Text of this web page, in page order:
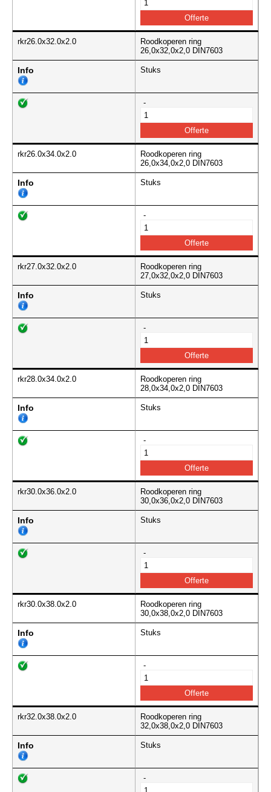
rkr26.0x32.0x2.0
Roodkoperen ring
26,0x32,0x2,0 DIN7603
Info Stuks
-
rkr26.0x34.0x2.0
Roodkoperen ring
26,0x34,0x2,0 DIN7603
Info Stuks
-
rkr27.0x32.0x2.0
Roodkoperen ring
27,0x32,0x2,0 DIN7603
Info Stuks
-
rkr28.0x34.0x2.0
Roodkoperen ring
28,0x34,0x2,0 DIN7603
Info Stuks
-
rkr30.0x36.0x2.0
Roodkoperen ring
30,0x36,0x2,0 DIN7603
Info Stuks
-
rkr30.0x38.0x2.0
Roodkoperen ring
30,0x38,0x2,0 DIN7603
Info Stuks
-
rkr32.0x38.0x2.0
Roodkoperen ring
32,0x38,0x2,0 DIN7603
Info Stuks
-